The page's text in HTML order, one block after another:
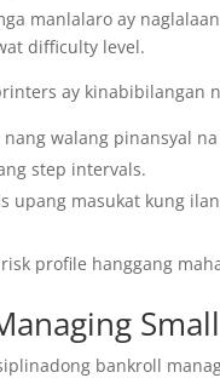
manlalaro ay
difficulty level.
ay kinabibilangan
walang pinansyal
step intervals.
upang masukat kung
profile hanggang
bankroll